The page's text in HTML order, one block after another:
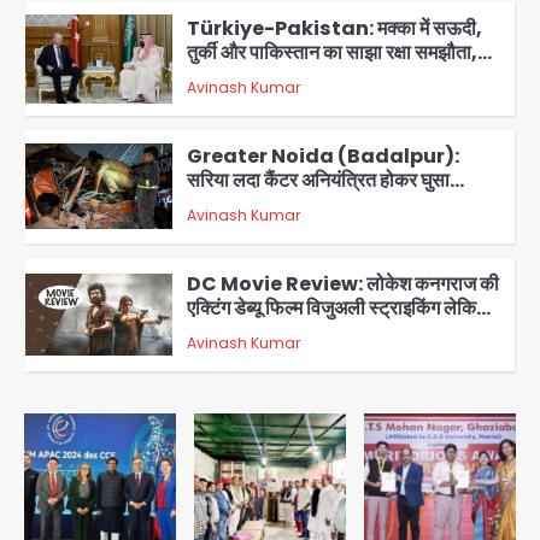
3
Türkiye-Pakistan: मक्का में सऊदी,
तुर्की और पाकिस्तान का साझा रक्षा समझौता,
जानें इसके मायने
Avinash Kumar
4
Greater Noida (Badalpur):
सरिया लदा कैंटर अनियंत्रित होकर घुसा
किराना दुकान में , ड्राइवर की मौत
Avinash Kumar
5
DC Movie Review: लोकेश कनगराज की
एक्टिंग डेब्यू फिल्म विजुअली स्ट्राइकिंग लेकिन
स्क्रीनप्ले में कमजोर, लेकिन कहानी अधूरी रह
गई, 3 स्टार रेटिंग
Avinash Kumar
1
Felix Hospital Noida: फेलिक्स
हॉस्पिटल और नोएडा लोक मंच की पहल, अब
सिर्फ 30 रुपये में मिलेगी 24 घंटे ऑनलाइन
डॉक्टर परामर्श सुविधा
Avinash Kumar